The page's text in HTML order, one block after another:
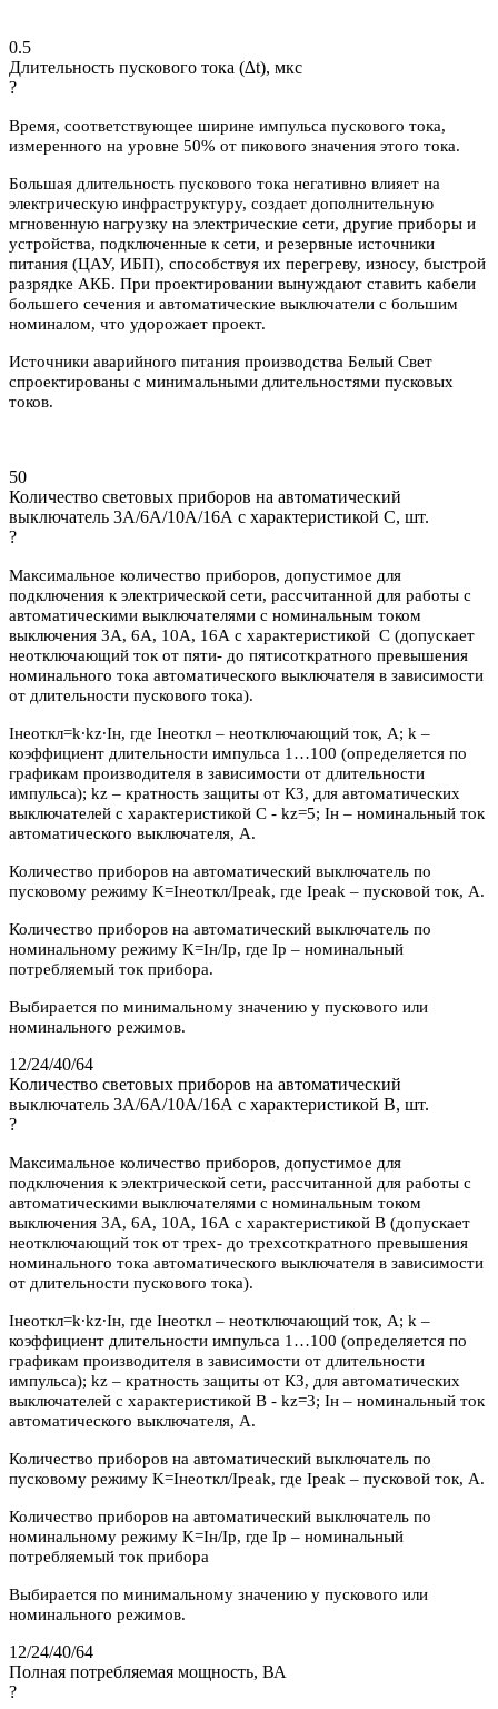
0.5
Длительность пускового тока (∆t), мкс
?
Время, соответствующее ширине импульса пускового тока,
измеренного на уровне 50% от пикового значения этого тока.
Большая длительность пускового тока негативно влияет на
электрическую инфраструктуру, создает дополнительную
мгновенную нагрузку на электрические сети, другие приборы и
устройства, подключенные к сети, и резервные источники
питания (ЦАУ, ИБП), способствуя их перегреву, износу, быстрой
разрядке АКБ. При проектировании вынуждают ставить кабели
большего сечения и автоматические выключатели с большим
номиналом, что удорожает проект.
Источники аварийного питания производства Белый Свет
спроектированы с минимальными длительностями пусковых
токов.
50
Количество световых приборов на автоматический
выключатель 3А/6А/10А/16А с характеристикой C, шт.
?
Максимальное количество приборов, допустимое для
подключения к электрической сети, рассчитанной для работы с
автоматическими выключателями с номинальным током
выключения 3А, 6А, 10А, 16А с характеристикой С (допускает
неотключающий ток от пяти- до пятисоткратного превышения
номинального тока автоматического выключателя в зависимости
от длительности пускового тока).
Iнеоткл=k∙kz∙Iн, где Iнеоткл – неотключающий ток, А; k –
коэффициент длительности импульса 1…100 (определяется по
графикам производителя в зависимости от длительности
импульса); kz – кратность защиты от КЗ, для автоматических
выключателей с характеристикой C - kz=5; Iн – номинальный ток
автоматического выключателя, А.
Количество приборов на автоматический выключатель по
пусковому режиму K=Iнеоткл/Ipeak, где Ipeak – пусковой ток, А.
Количество приборов на автоматический выключатель по
номинальному режиму K=Iн/Iр, где Iр – номинальный
потребляемый ток прибора.
Выбирается по минимальному значению у пускового или
номинального режимов.
12/24/40/64
Количество световых приборов на автоматический
выключатель 3А/6А/10А/16А с характеристикой В, шт.
?
Максимальное количество приборов, допустимое для
подключения к электрической сети, рассчитанной для работы с
автоматическими выключателями с номинальным током
выключения 3А, 6А, 10А, 16А с характеристикой В (допускает
неотключающий ток от трех- до трехсоткратного превышения
номинального тока автоматического выключателя в зависимости
от длительности пускового тока).
Iнеоткл=k∙kz∙Iн, где Iнеоткл – неотключающий ток, А; k –
коэффициент длительности импульса 1…100 (определяется по
графикам производителя в зависимости от длительности
импульса); kz – кратность защиты от КЗ, для автоматических
выключателей с характеристикой В - kz=3; Iн – номинальный ток
автоматического выключателя, А.
Количество приборов на автоматический выключатель по
пусковому режиму K=Iнеоткл/Ipeak, где Ipeak – пусковой ток, А.
Количество приборов на автоматический выключатель по
номинальному режиму K=Iн/Iр, где Iр – номинальный
потребляемый ток прибора
Выбирается по минимальному значению у пускового или
номинального режимов.
12/24/40/64
Полная потребляемая мощность, ВА
?